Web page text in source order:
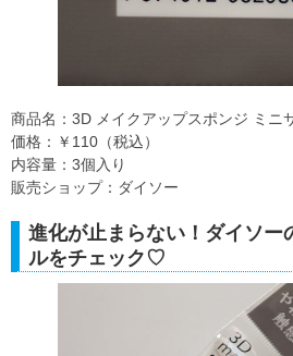
商品名：3D メイクアップスポンジ ミニ
価格：￥110（税込）
内容量：3個入り
販売ショップ：ダイソー
進化が止まらない！ダイソー
ルをチェック♡